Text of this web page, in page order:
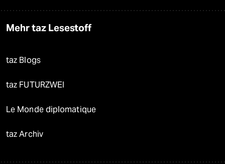
Mehr taz Lesestoff
taz Blogs
taz FUTURZWEI
Le Monde diplomatique
taz Archiv